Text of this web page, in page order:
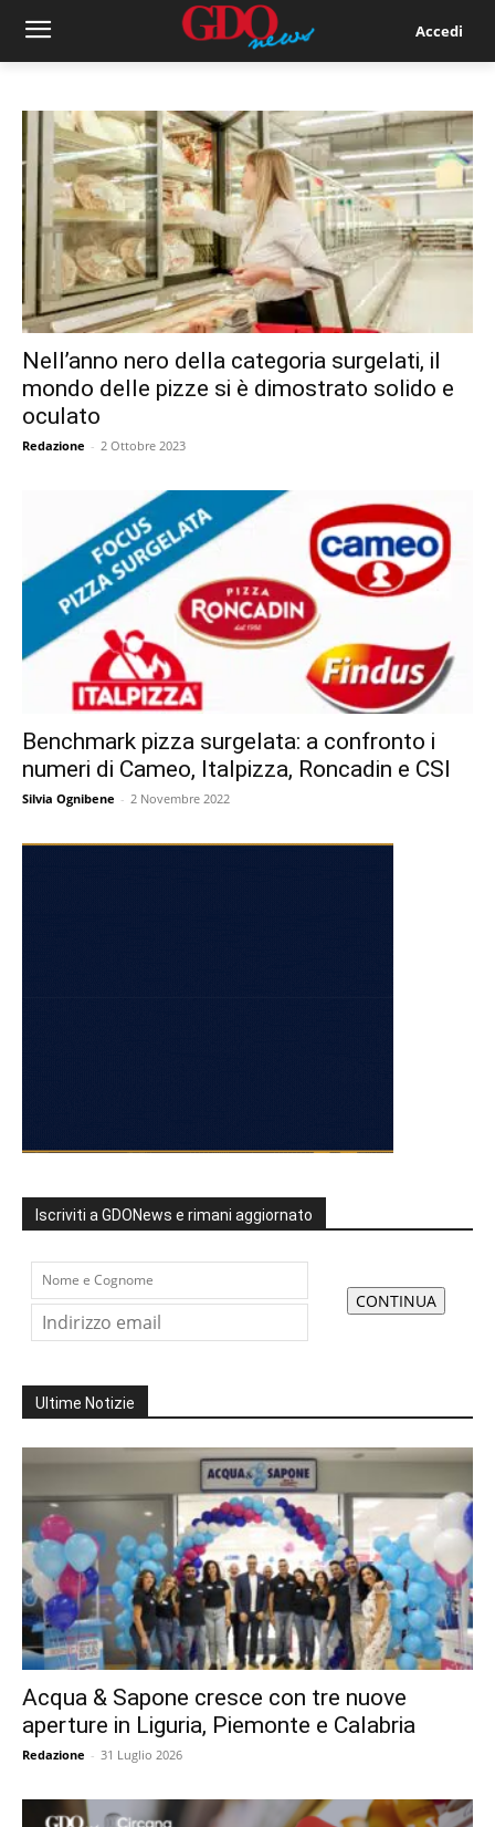
Accedi
Nell’anno nero della categoria surgelati, il
mondo delle pizze si è dimostrato solido e
oculato
Redazione - 2 Ottobre 2023
Benchmark pizza surgelata: a confronto i
numeri di Cameo, Italpizza, Roncadin e CSI
Silvia Ognibene - 2 Novembre 2022
Iscriviti a GDONews e rimani aggiornato
Ultime Notizie
Acqua & Sapone cresce con tre nuove
aperture in Liguria, Piemonte e Calabria
Redazione - 31 Luglio 2026